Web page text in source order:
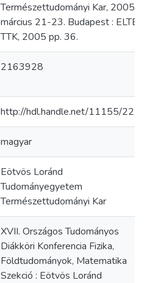
Természettudományi Kar, 2005.
március 21-23. Budapest : ELTE
TTK, 2005 pp. 36.
2163928
http://hdl.handle.net/11155/
magyar
Eötvös Loránd
Tudományegyetem
Természettudományi Kar
XVII. Országos Tudományos
Diákköri Konferencia Fizika,
Földtudományok, Matematika
Szekció : Eötvös Loránd